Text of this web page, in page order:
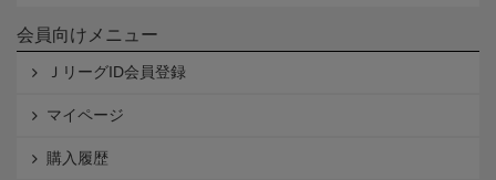
会員向けメニュー
ＪリーグID会員登録
マイページ
購入履歴